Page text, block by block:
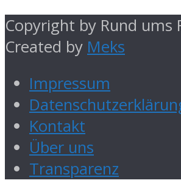
Copyright by Rund ums
Created by Meks
Impressum
Kontakt
Über uns
Transparenz